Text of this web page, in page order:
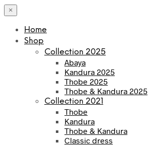
×
Home
Shop
Collection 2025
Abaya
Kandura 2025
Thobe 2025
Thobe & Kandura 2025
Collection 2021
Thobe
Kandura
Thobe & Kandura
Classic dress